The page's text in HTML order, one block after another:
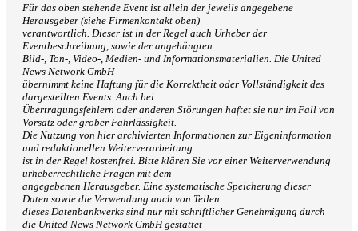
Für das oben stehende Event ist allein der jeweils angegebene
Herausgeber (siehe Firmenkontakt oben)
verantwortlich. Dieser ist in der Regel auch Urheber der
Eventbeschreibung, sowie der angehängten
Bild-, Ton-, Video-, Medien- und Informationsmaterialien. Die United
News Network GmbH
übernimmt keine Haftung für die Korrektheit oder Vollständigkeit des
dargestellten Events. Auch bei
Übertragungsfehlern oder anderen Störungen haftet sie nur im Fall von
Vorsatz oder grober Fahrlässigkeit.
Die Nutzung von hier archivierten Informationen zur Eigeninformation
und redaktionellen Weiterverarbeitung
ist in der Regel kostenfrei. Bitte klären Sie vor einer Weiterverwendung
urheberrechtliche Fragen mit dem
angegebenen Herausgeber. Eine systematische Speicherung dieser
Daten sowie die Verwendung auch von Teilen
dieses Datenbankwerks sind nur mit schriftlicher Genehmigung durch
die United News Network GmbH gestattet